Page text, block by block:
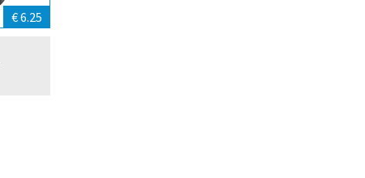
€ 6.25